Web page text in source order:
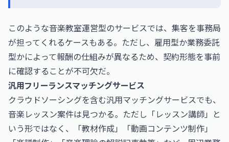
このような音楽教室運営型のサービスでは、集客を事務局
が担ってくれるケースもある。ただし、雇用型か業務委託
型かによって報酬の仕組みが異なるため、契約形態を事前
に確認することが不可欠だ。
汎用フリーランスマッチングサービス
クラウドソーシングを含む汎用マッチングサービスでも、
音楽レッスン案件は見つかる。ただし「レッスン講師」と
いう形ではなく、「教材作成」「動画コンテンツ制作」